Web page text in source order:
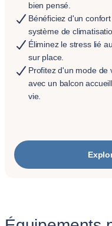
bien pensé.
Bénéficiez d'un
système de
Éliminez le stress lié
sur place.
Profitez d'un mode de
avec un balcon
vie.